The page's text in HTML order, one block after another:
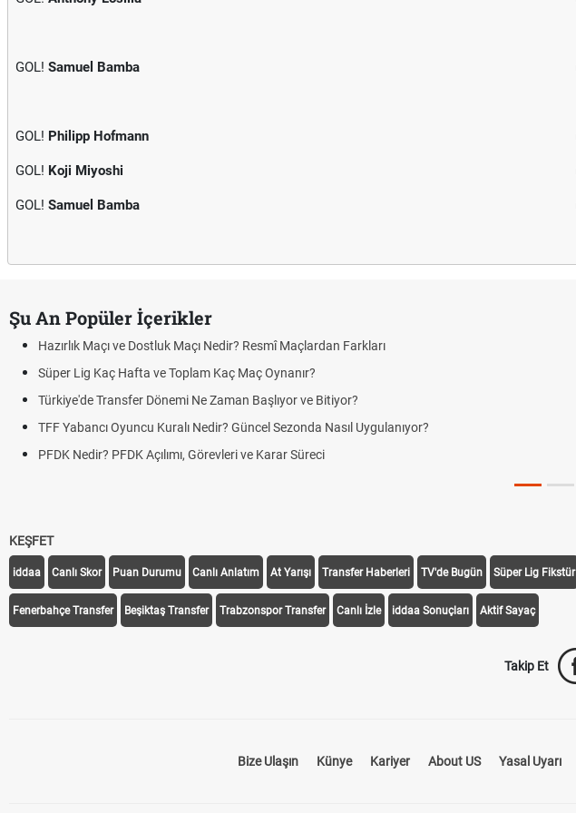
GOL! Samuel Bamba
GOL! Philipp Hofmann
GOL! Koji Miyoshi
GOL! Samuel Bamba
Şu An Popüler İçerikler
Hazırlık Maçı ve Dostluk Maçı Nedir? Resmî Maçlardan Farkları
Süper Lig Kaç Hafta ve Toplam Kaç Maç Oynanır?
Türkiye'de Transfer Dönemi Ne Zaman Başlıyor ve Bitiyor?
TFF Yabancı Oyuncu Kuralı Nedir? Güncel Sezonda Nasıl Uygulanıyor?
PFDK Nedir? PFDK Açılımı, Görevleri ve Karar Süreci
KEŞFET
iddaa Canlı Skor Puan Durumu Canlı Anlatım At Yarışı Transfer Haberleri TV'de Bugün Süper Lig Fikstür
Fenerbahçe Transfer Beşiktaş Transfer Trabzonspor Transfer Canlı İzle iddaa Sonuçları Aktif Sayaç
Takip Et
Bize Ulaşın Künye Kariyer About US Yasal Uyarı